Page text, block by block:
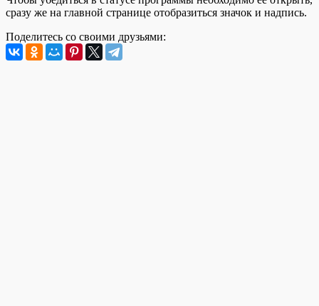
сразу же на главной странице отобразиться значок и надпись.
Поделитесь со своими друзьями: